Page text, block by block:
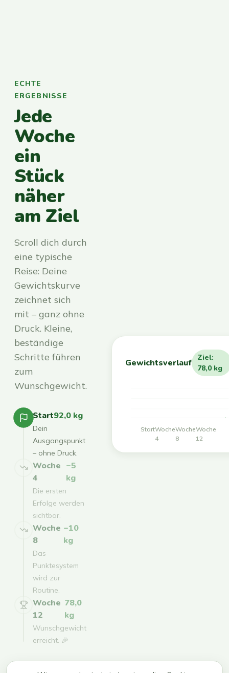
ECHTE
ERGEBNISSE
Jede
Woche
ein
Stück
näher
am Ziel
Scroll dich durch
eine typische
Reise: Deine
Gewichtskurve
zeichnet sich
mit – ganz ohne
Druck. Kleine,
beständige
Schritte führen
zum
Wunschgewicht.
Start92,0 kg
Dein
Ausgangspunkt
– ohne Druck.
Woche
4
−5
kg
Die ersten
Erfolge werden
sichtbar.
Woche
8
−10
kg
Das
Punktesystem
wird zur
Routine.
Woche
12
78,0
kg
Wunschgewicht
erreicht. 🎉
Gewichtsverlauf
Ziel:
78,0 kg
StartWoche
4
Woche
8
Woche
12